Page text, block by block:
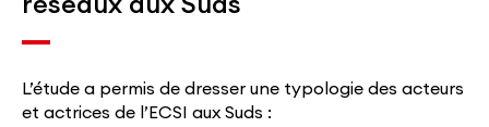
L’étude a permis de dresser une typologie des acteurs
et actrices de l’ECSI aux Suds :